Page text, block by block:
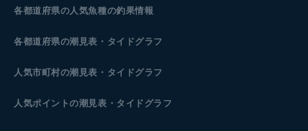
各都道府県の人気魚種の釣果情報
各都道府県の潮見表 ・タイドグラフ
人気市町村の潮見表・タイドグラフ
人気ポイントの潮見表・タイドグラフ